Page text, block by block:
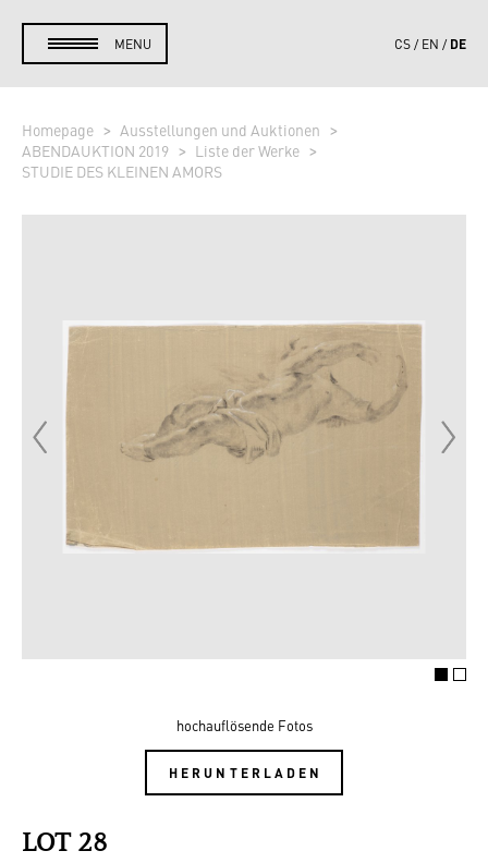
MENU CS EN DE
Homepage
Ausstellungen und Auktionen
ABENDAUKTION 2019
Liste der Werke
STUDIE DES KLEINEN AMORS
hochauflösende Fotos
HERUNTERLADEN
LOT 28